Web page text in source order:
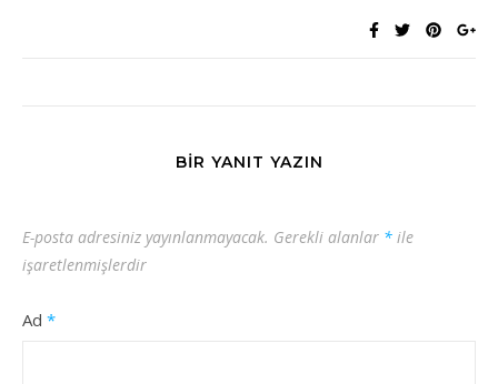
BIR YANIT YAZIN
E-posta adresiniz yayınlanmayacak. Gerekli alanlar * ile
işaretlenmişlerdir
Ad *